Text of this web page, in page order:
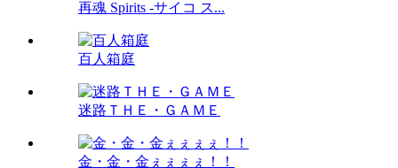
再魂 Spirits -サイコ ス...
百人箱庭
迷路ＴＨＥ・ＧＡＭＥ
金・金・金ぇぇぇぇ！！